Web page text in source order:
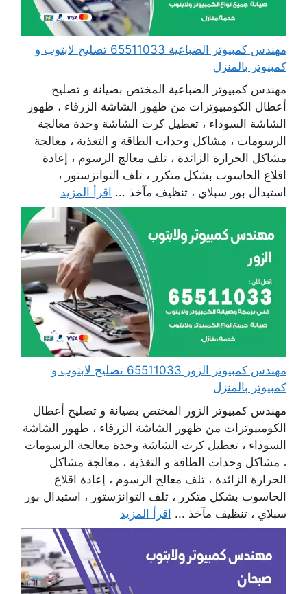
مهندس كمبيوتر الضباعية 65511033 تصليح لابتوب و
كمبيوتر بالمنزل
مهندس كمبيوتر الضباعية المختص بصيانة و تصليح
أعطال الكومبيوترات من ظهور الشاشة الزرقاء ، ظهور
الشاشة السوداء ، تعطيل كرت الشاشة وحدة معالجة
الرسومات ، مشاكل وحدات الطاقة و التغذية ، معالجة
مشاكل الحرارة الزائدة ، تلف معالج الرسوم ، إعادة
اقلاع الحاسوب بشكل متكرر ، تلف التوانزستور ،
استبدال بور سبلاي ، تنظيف مآخذ ... اقرأ المزيد
مهندس كمبيوتر الزور 65511033 تصليح لابتوب و
كمبيوتر بالمنزل
مهندس كمبيوتر الزور المختص بصيانة و تصليح أعطال
الكومبيوترات من ظهور الشاشة الزرقاء ، ظهور الشاشة
السوداء ، تعطيل كرت الشاشة وحدة معالجة الرسومات
، مشاكل وحدات الطاقة و التغذية ، معالجة مشاكل
الحرارة الزائدة ، تلف معالج الرسوم ، إعادة اقلاع
الحاسوب بشكل متكرر ، تلف التوانزستور ، استبدال بور
سبلاي ، تنظيف مآخذ ... اقرأ المزيد